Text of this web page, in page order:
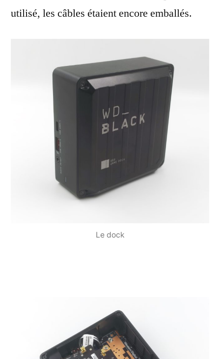
utilisé, les câbles étaient encore emballés.
Le dock